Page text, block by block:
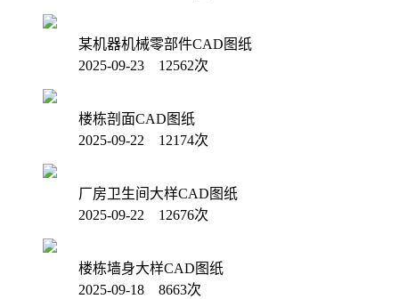
某机器机械零部件CAD图纸
2025-09-23 12562次
楼栋剖面CAD图纸
2025-09-22 12174次
厂房卫生间大样CAD图纸
2025-09-22 12676次
楼栋墙身大样CAD图纸
2025-09-18 8663次